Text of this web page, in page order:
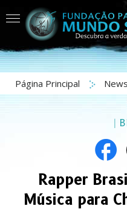
Página Principal
|
Rapper
Música para